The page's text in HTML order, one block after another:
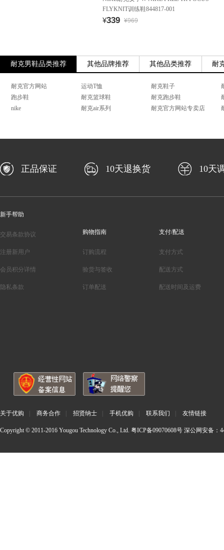
FLYKNIT训练鞋844817-001
¥339 ¥969
耐克男鞋品类推荐 其他品牌推荐 其他品类推荐 耐
耐克官方网站 运动T恤 耐克鞋子
跑步鞋
耐克篮球鞋 耐克跑步鞋
nike
耐克air系列 耐克官方网站专卖店
正品保证 10天退换货 10天
新手帮助
交易条款协议
注册新用户
会员积分详情
隐私条款
购物指南
订购流程
验货与签收
订单配送
支付/配送
支付方式
配送方式
配送时间及运费
关于优购 商务合作 招贤纳士 手机优购 联系我们 友情链接
Copyright © 2011-2016 Yougou Technology Co., Ltd. 粤ICP备09070608号 深公网安备：